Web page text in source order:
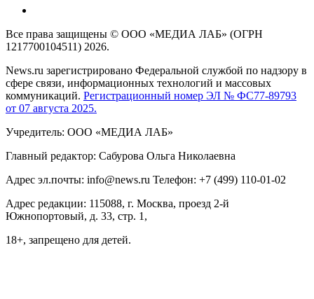
Все права защищены © ООО «МЕДИА ЛАБ» (ОГРН
1217700104511) 2026.
News.ru зарегистрировано Федеральной службой по надзору в
сфере связи, информационных технологий и массовых
коммуникаций. Регистрационный номер ЭЛ № ФС77-89793
от 07 августа 2025.
Учредитель: ООО «МЕДИА ЛАБ»
Главный редактор: Сабурова Ольга Николаевна
Адрес эл.почты: info@news.ru Телефон: +7 (499) 110-01-02
Адрес редакции: 115088, г. Москва, проезд 2-й
Южнопортовый, д. 33, стр. 1,
18+, запрещено для детей.